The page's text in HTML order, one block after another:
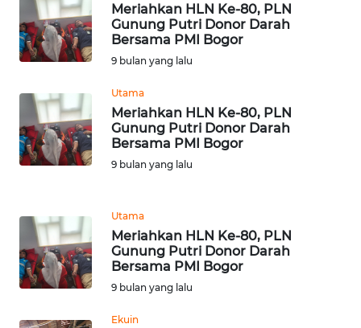
Meriahkan HLN Ke-80, PLN
Gunung Putri Donor Darah
Bersama PMI Bogor
9 bulan yang lalu
Utama
Meriahkan HLN Ke-80, PLN
Gunung Putri Donor Darah
Bersama PMI Bogor
9 bulan yang lalu
Utama
Meriahkan HLN Ke-80, PLN
Gunung Putri Donor Darah
Bersama PMI Bogor
9 bulan yang lalu
Ekuin
WN
JAKARTA
JABAR
WN
BANTEN
NTT
WN
KEPRI
WN